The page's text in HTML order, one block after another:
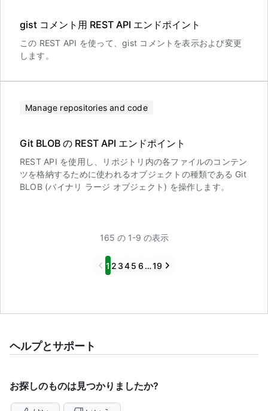
gist コメント用 REST API エンドポイント
この REST API を使って、gist コメントを表示および変更
します。
Manage repositories and code
Git BLOB の REST API エンドポイント
REST API を使用し、リポジトリ内の各ファイルのコンテン
ツを格納するために使われるオブジェクトの種類である Git
BLOB (バイナリ ラージ オブジェクト) を操作します。
165 の 1-9 の表示
Previous
1 2 345 6 …19 Next
ヘルプとサポート
お探しのものは見つかりましたか?